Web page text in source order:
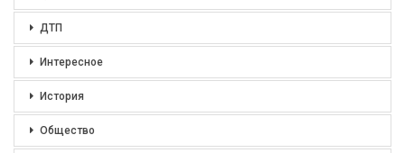
ДТП
Интересное
История
Общество